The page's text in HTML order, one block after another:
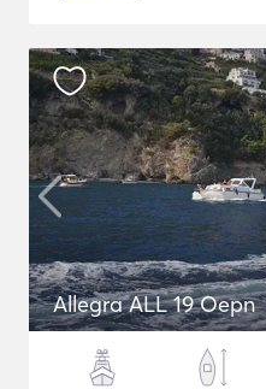
Allegra ALL 19 Oepn